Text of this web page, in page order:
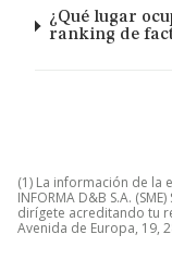
¿Qué lugar
ranking de
(1) La información de la
INFORMA D&B S.A.
dirígete acreditando tu
Avenida de Europa, 19,